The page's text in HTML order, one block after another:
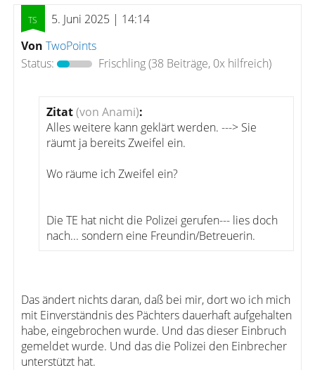
5. Juni 2025 | 14:14
Von TwoPoints
Status:
Frischling(38 Beiträge, 0x hilfreich)
Zitat(von Anami):
Alles weitere kann geklärt werden. ---> Sie
räumt ja bereits Zweifel ein.
Wo räume ich Zweifel ein?
Die TE hat nicht die Polizei gerufen--- lies doch
nach... sondern eine Freundin/Betreuerin.
Das ändert nichts daran, daß bei mir, dort wo ich mich
mit Einverständnis des Pächters dauerhaft aufgehalten
habe, eingebrochen wurde. Und das dieser Einbruch
gemeldet wurde. Und das die Polizei den Einbrecher
unterstützt hat.